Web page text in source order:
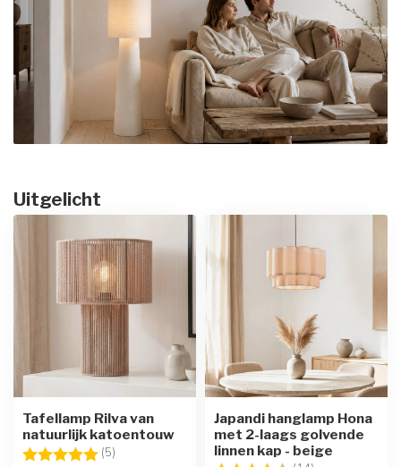
Uitgelicht
Tafellamp Rilva van
natuurlijk katoentouw
Beoordeling: (5)
Japandi hanglamp Hona
met 2-laags golvende
linnen kap - beige